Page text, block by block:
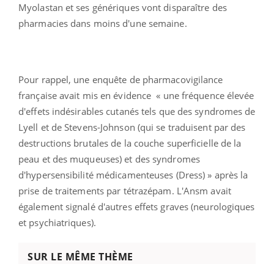
Myolastan et ses génériques vont disparaître des
pharmacies dans moins d'une semaine.
Pour rappel, une enquête de pharmacovigilance
française avait mis en évidence « une fréquence élevée
d'effets indésirables cutanés tels que des syndromes de
Lyell et de Stevens-Johnson (qui se traduisent par des
destructions brutales de la couche superficielle de la
peau et des muqueuses) et des syndromes
d'hypersensibilité médicamenteuses (Dress) » après la
prise de traitements par tétrazépam. L'Ansm avait
également signalé d'autres effets graves (neurologiques
et psychiatriques).
SUR LE MÊME THÈME